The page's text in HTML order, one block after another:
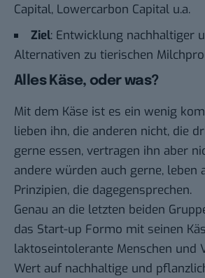
Capital, Lowercarbon Capital u.a.
Ziel: Entwicklung nachhaltiger
Alternativen zu tierischen
Alles Käse, oder was?
Mit dem Käse ist es ein wenig
lieben ihn, die anderen nicht, die
gerne essen, vertragen ihn aber
andere würden auch gerne, leben
Prinzipien, die dagegensprechen.
Genau an die letzten beiden
das Start-up Formo mit seinen
laktoseintolerante Menschen und
Wert auf nachhaltige und